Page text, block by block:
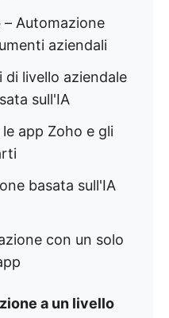
– Automazione
aziendali
di livello aziendale
sull'IA
le app Zoho e gli
basata sull'IA
con un solo
a un livello